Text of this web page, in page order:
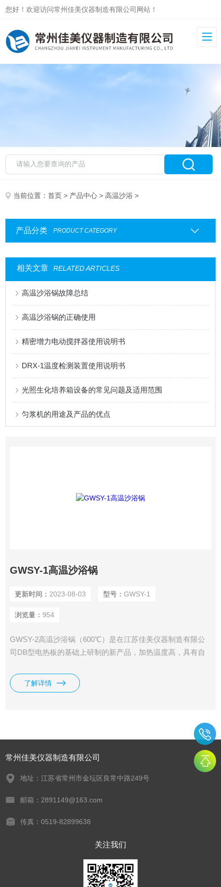
您好！欢迎访问常州佳美仪器制造有限公司网站！
当前位置：首页 > 产品中心 >高温沙浴 >
产品分类 PRODUCT CATEGORY
相关文章 RELATED ARTICLES
高温沙浴锅故障总结
高温沙浴锅的正确使用
精密增力电动搅拌器使用说明书
DRX-1温度检测装置使用说明书
光照生化培养箱设备的常见问题及适用范围
匀浆机的用途及产品的优点
GWSY-1高温沙浴锅
更新时间： 2023-08-03 型号： GWSY-1
浏览量： 954
GWSY-2高温沙浴锅（600℃）是在江苏佳美仪器制造有限公
司DB型电热板的基础上研制的新产品，加热温度高，具有自
热、蒸发使用。
了解详情
常州佳美仪器制造有限公司
地址：江苏省常州市金坛区良常中路249号
邮箱：2891149@163.com
传真：0519-82899638
关注我们